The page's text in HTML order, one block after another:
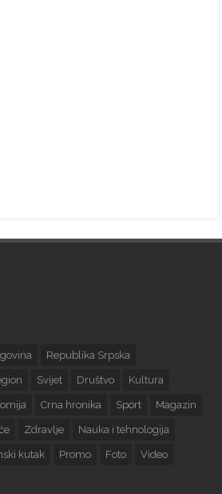
Republika Srpska
Svijet Društvo Kultura
Crna hronika Sport Magazin
Zdravlje Nauka i tehnologija
kutak Promo Foto Video